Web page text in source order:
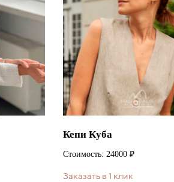
Кепи Куба
Стоимость: 24000 ₽
Заказать в 1 клик